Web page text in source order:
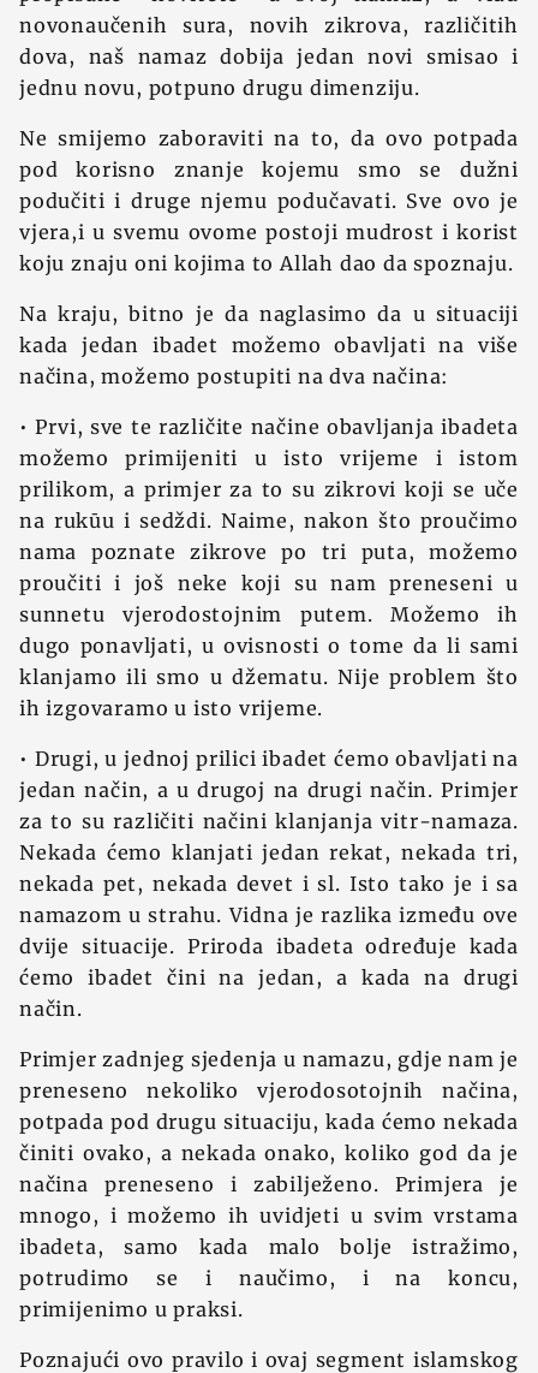
novonaučenih sura, novih zikrova, različitih
dova, naš namaz dobija jedan novi smisao i
jednu novu, potpuno drugu dimenziju.
Ne smijemo zaboraviti na to, da ovo potpada
pod korisno znanje kojemu smo se dužni
podučiti i druge njemu podučavati. Sve ovo je
vjera,i u svemu ovome postoji mudrost i korist
koju znaju oni kojima to Allah dao da spoznaju.
Na kraju, bitno je da naglasimo da u situaciji
kada jedan ibadet možemo obavljati na više
načina, možemo postupiti na dva načina:
• Prvi, sve te različite načine obavljanja ibadeta
možemo primijeniti u isto vrijeme i istom
prilikom, a primjer za to su zikrovi koji se uče
na rukūu i sedždi. Naime, nakon što proučimo
nama poznate zikrove po tri puta, možemo
proučiti i još neke koji su nam preneseni u
sunnetu vjerodostojnim putem. Možemo ih
dugo ponavljati, u ovisnosti o tome da li sami
klanjamo ili smo u džematu. Nije problem što
ih izgovaramo u isto vrijeme.
• Drugi, u jednoj prilici ibadet ćemo obavljati na
jedan način, a u drugoj na drugi način. Primjer
za to su različiti načini klanjanja vitr-namaza.
Nekada ćemo klanjati jedan rekat, nekada tri,
nekada pet, nekada devet i sl. Isto tako je i sa
namazom u strahu. Vidna je razlika između ove
dvije situacije. Priroda ibadeta određuje kada
ćemo ibadet čini na jedan, a kada na drugi
način.
Primjer zadnjeg sjedenja u namazu, gdje nam je
preneseno nekoliko vjerodosotojnih načina,
potpada pod drugu situaciju, kada ćemo nekada
činiti ovako, a nekada onako, koliko god da je
načina preneseno i zabilježeno. Primjera je
mnogo, i možemo ih uvidjeti u svim vrstama
ibadeta, samo kada malo bolje istražimo,
potrudimo se i naučimo, i na koncu,
primijenimo u praksi.
Poznajući ovo pravilo i ovaj segment islamskog